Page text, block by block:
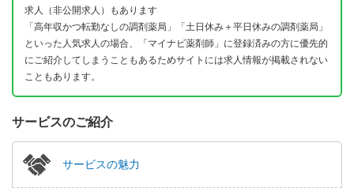
求人（非公開求人）もあります
「高年収かつ転勤なしの調剤薬局」「土日休み＋平日休みの調剤薬局」
といった人気求人の場合、「マイナビ薬剤師」に登録済みの方に優先的
にご紹介してしまうこともあるためサイトには求人情報が掲載されない
こともあります。
サービスのご紹介
サービスの魅力